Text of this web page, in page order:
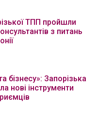
ТПП пройшли
з питань
бізнесу»: Запорізька
нові інструменти